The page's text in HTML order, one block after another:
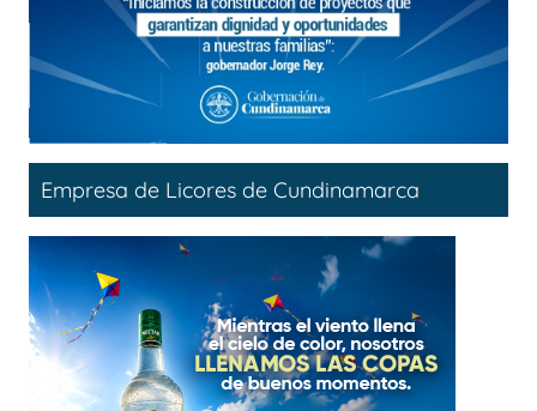
Empresa de Licores de Cundinamarca